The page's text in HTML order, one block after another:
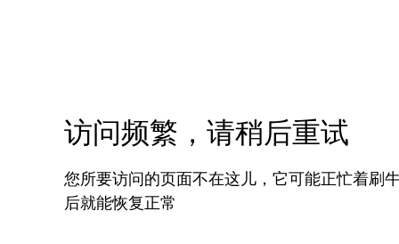
访问频繁，请稍后重试
您所要访问的页面不在这儿，它可能正忙着刷
后就能恢复正常